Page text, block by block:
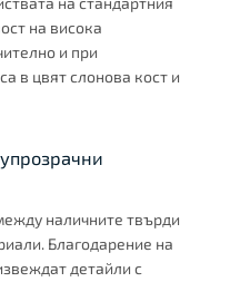
на висока
и при
в цвят слонова кост и
наличните твърди
Благодарение на
детайли с